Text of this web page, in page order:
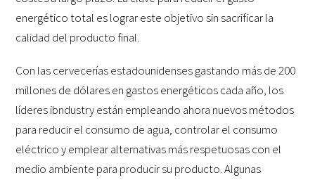
energético total es lograr este objetivo sin sacrificar la
calidad del producto final.
Con las cervecerías estadounidenses gastando más de 200
millones de dólares en gastos energéticos cada año, los
líderes ibndustry están empleando ahora nuevos métodos
para reducir el consumo de agua, controlar el consumo
eléctrico y emplear alternativas más respetuosas con el
medio ambiente para producir su producto. Algunas